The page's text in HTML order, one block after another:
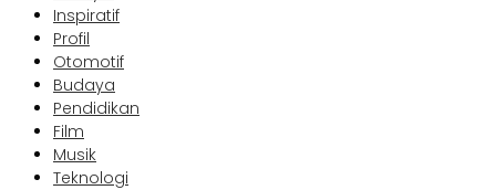
Inspiratif
Profil
Otomotif
Budaya
Pendidikan
Film
Musik
Teknologi